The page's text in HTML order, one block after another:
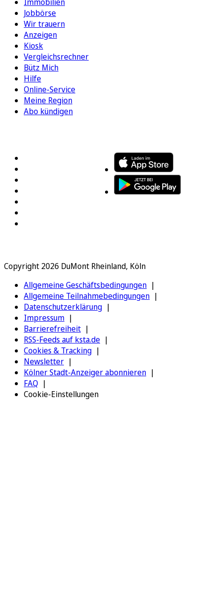
Jobbörse
Wir trauern
Anzeigen
Kiosk
Vergleichsrechner
Bütz Mich
Hilfe
Online-Service
Meine Region
Abo kündigen
Copyright 2026 DuMont Rheinland, Köln
Allgemeine Geschäftsbedingungen
Allgemeine Teilnahmebedingungen
Datenschutzerklärung
Impressum
Barrierefreiheit
RSS-Feeds auf ksta.de
Cookies & Tracking
Newsletter
Kölner Stadt-Anzeiger abonnieren
FAQ
Cookie-Einstellungen